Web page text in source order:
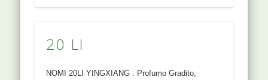
20 LI
NOMI 20LI YINGXIANG : Profumo Gradito,